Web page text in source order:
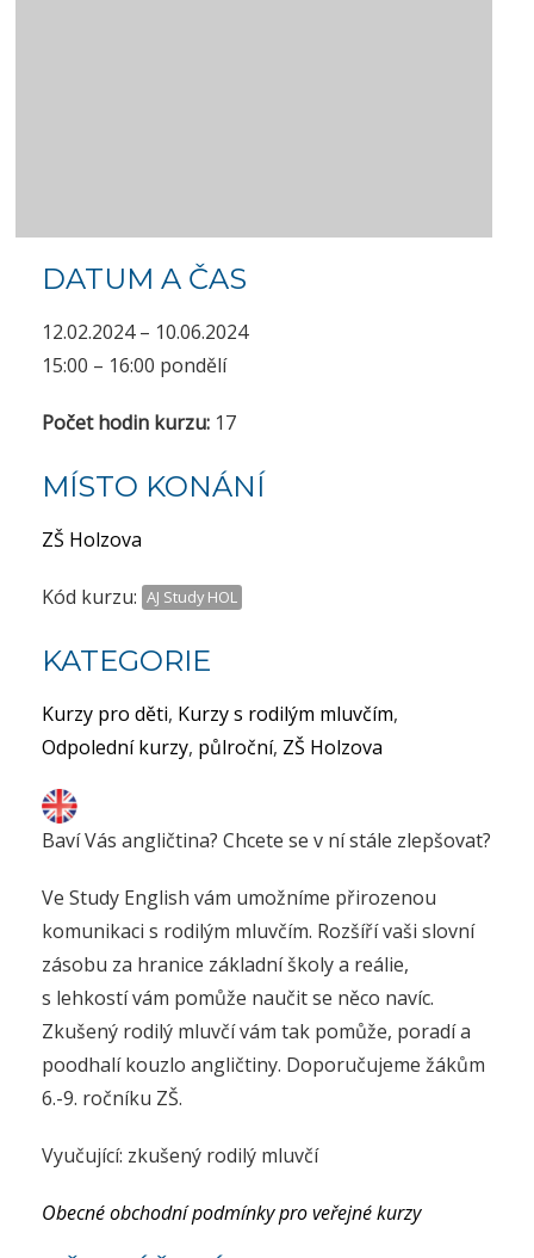
DATUM A ČAS
12.02.2024 – 10.06.2024
15:00 – 16:00 pondělí
Počet hodin kurzu: 17
MÍSTO KONÁNÍ
ZŠ Holzova
Kód kurzu: AJ Study HOL
KATEGORIE
Kurzy pro děti, Kurzy s rodilým mluvčím,
Odpolední kurzy, půlroční, ZŠ Holzova
Baví Vás angličtina? Chcete se v ní stále zlepšovat?
Ve Study English vám umožníme přirozenou
komunikaci s rodilým mluvčím. Rozšíří vaši slovní
zásobu za hranice základní školy a reálie,
s lehkostí vám pomůže naučit se něco navíc.
Zkušený rodilý mluvčí vám tak pomůže, poradí a
poodhalí kouzlo angličtiny. Doporučujeme žákům
6.-9. ročníku ZŠ.
Vyučující: zkušený rodilý mluvčí
Obecné obchodní podmínky pro veřejné kurzy